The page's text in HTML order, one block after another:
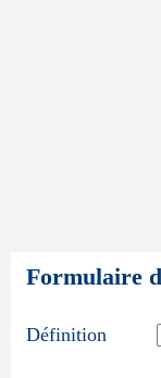
Formulaire
Définition